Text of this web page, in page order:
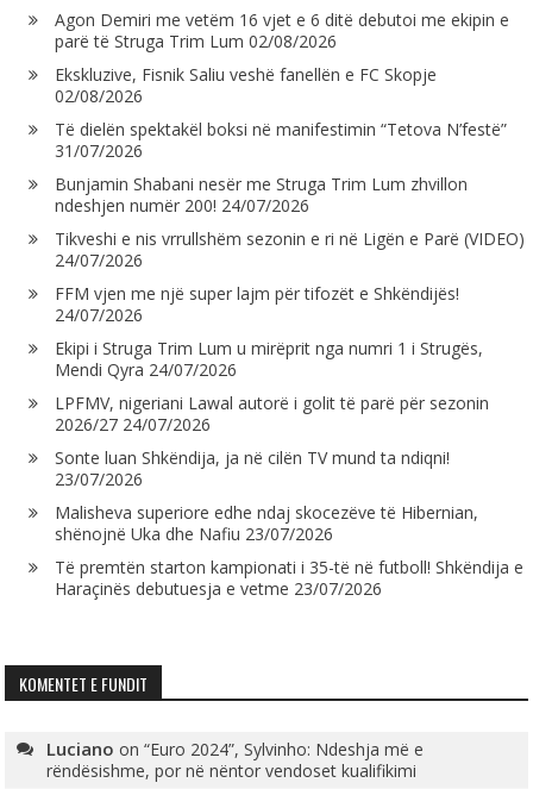
Agon Demiri me vetëm 16 vjet e 6 ditë debutoi me ekipin e
parë të Struga Trim Lum 02/08/2026
Ekskluzive, Fisnik Saliu veshë fanellën e FC Skopje
02/08/2026
Të dielën spektakël boksi në manifestimin “Tetova N’festë”
31/07/2026
Bunjamin Shabani nesër me Struga Trim Lum zhvillon
ndeshjen numër 200! 24/07/2026
Tikveshi e nis vrrullshëm sezonin e ri në Ligën e Parë (VIDEO)
24/07/2026
FFM vjen me një super lajm për tifozët e Shkëndijës!
24/07/2026
Ekipi i Struga Trim Lum u mirëprit nga numri 1 i Strugës,
Mendi Qyra 24/07/2026
LPFMV, nigeriani Lawal autorë i golit të parë për sezonin
2026/27 24/07/2026
Sonte luan Shkëndija, ja në cilën TV mund ta ndiqni!
23/07/2026
Malisheva superiore edhe ndaj skocezëve të Hibernian,
shënojnë Uka dhe Nafiu 23/07/2026
Të premtën starton kampionati i 35-të në futboll! Shkëndija e
Haraçinës debutuesja e vetme 23/07/2026
KOMENTET E FUNDIT
Luciano on“Euro 2024”, Sylvinho: Ndeshja më e
rëndësishme, por në nëntor vendoset kualifikimi